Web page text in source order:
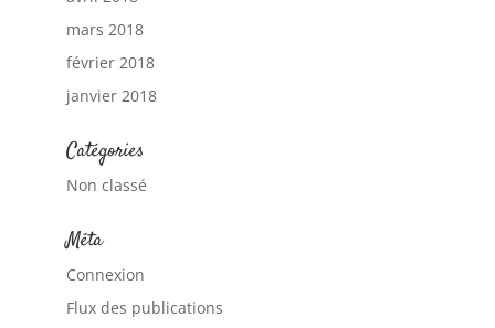
mars 2018
février 2018
janvier 2018
Catégories
Non classé
Méta
Connexion
Flux des publications